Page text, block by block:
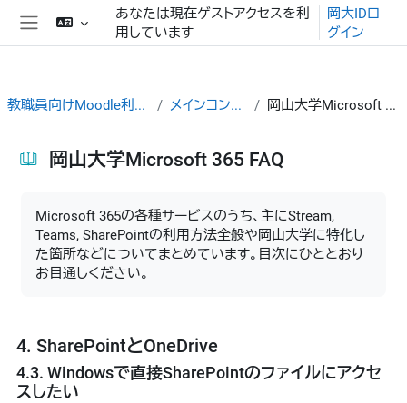
メインコンテンツへスキップする
サイドパネル
あなたは現在ゲストアクセスを利
用しています
岡大IDロ
グイン
岡山大学Microsoft 365 FAQ
Microsoft 365の各種サービスのうち、主にStream,
Teams, SharePointの利用方法全般や岡山大学に特化し
た箇所などについてまとめています。目次にひととおり
お目通しください。
4. SharePointとOneDrive
4.3. Windowsで直接SharePointのファイルにアクセ
スしたい